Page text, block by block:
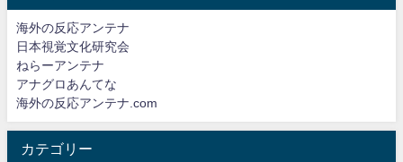
海外の反応アンテナ
日本視覚文化研究会
ねらーアンテナ
アナグロあんてな
海外の反応アンテナ.com
カテゴリー